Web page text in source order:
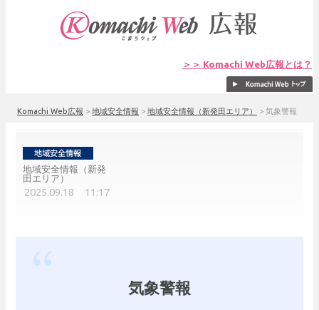
＞＞ Komachi Web広報とは？
Komachi Web広報 > 地域安全情報 > 地域安全情報（新発田エリア） > 気象警報
地域安全情報（新発
田エリア）
2025.09.18 11:17
気象警報